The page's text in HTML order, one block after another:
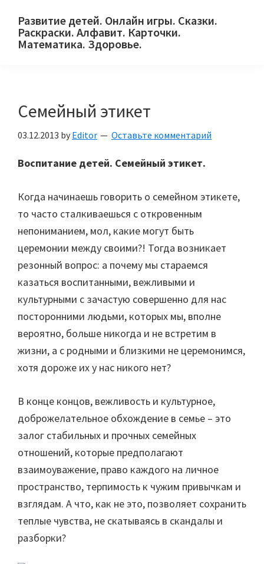
primary
main
primary
Развитие детей. Онлайн игры. Сказки.
Раскраски. Алфавит. Карточки.
Математика. Здоровье.
и
родителей.
Семейный этикет
03.12.2013 by Editor Оставьте комментарий
Воспитание детей. Семейный этикет.
Когда начинаешь говорить о семейном этикете,
то часто сталкиваешься с откровенным
непониманием, мол, какие могут быть
церемонии между своими?! Тогда возникает
резонный вопрос: а почему мы стараемся
казаться воспитанными, вежливыми и
культурными с зачастую совершенно для нас
посторонними людьми, которых мы, вполне
вероятно, больше никогда и не встретим в
жизни, а с родными и близкими не церемонимся,
хотя дороже их у нас никого нет?
В конце концов, вежливость и культурное,
доброжелательное обхождение в семье – это
залог стабильных и прочных семейных
отношений, которые предполагают
взаимоуважение, право каждого на личное
пространство, терпимость к чужим привычкам и
взглядам. А что, как не это, позволяет сохранить
теплые чувства, не скатываясь в скандалы и
разборки?